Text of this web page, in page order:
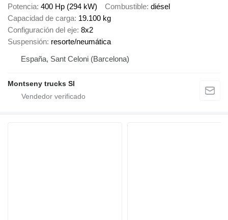
Potencia 400 Hp (294 kW) Combustible diésel
Capacidad de carga 19.100 kg
Configuración del eje 8x2
Suspensión resorte/neumática
España, Sant Celoni (Barcelona)
Montseny trucks Sl